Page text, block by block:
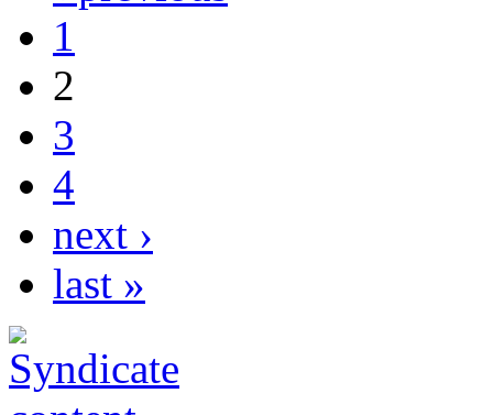
1
2
3
4
next ›
last »